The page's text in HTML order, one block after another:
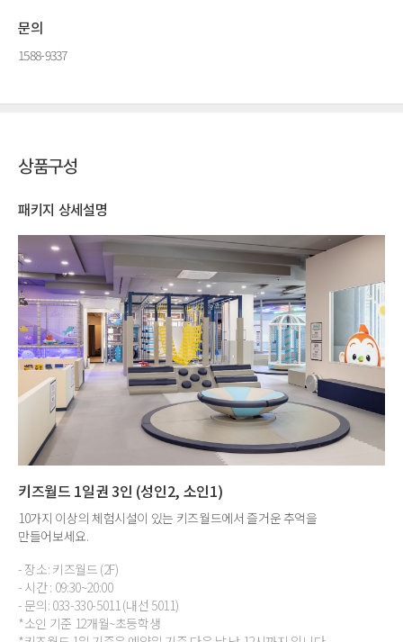
문의
1588-9337
상품구성
패키지 상세설명
키즈월드 1일권 3인 (성인2, 소인1)
10가지 이상의 체험시설이 있는 키즈월드에서 즐거운 추억을
만들어보세요.
- 장소: 키즈월드 (2F)
- 시간 : 09:30~20:00
- 문의: 033-330-5011 (내선 5011)
*소인 기준 12개월~초등학생